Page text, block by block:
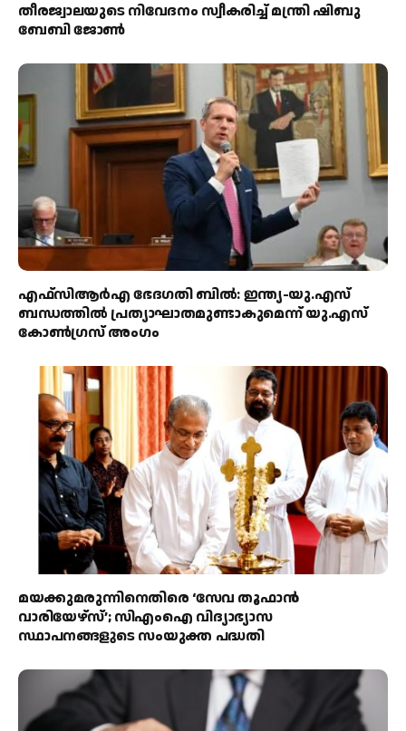
തീരജ്വാലയുടെ നിവേദനം സ്വീകരിച്ച് മന്ത്രി ഷിബു
ബേബി ജോൺ
എഫ്‌സിആർഎ ഭേദഗതി ബിൽ: ഇന്ത്യ-യു.എസ്
ബന്ധത്തിൽ പ്രത്യാഘാതമുണ്ടാകുമെന്ന് യു.എസ്
കോൺഗ്രസ് അംഗം
മയക്കുമരുന്നിനെതിരെ ‘സേവ തൂഫാൻ
വാരിയേഴ്‌സ്’; സിഎംഐ വിദ്യാഭ്യാസ
സ്ഥാപനങ്ങളുടെ സംയുക്ത പദ്ധതി